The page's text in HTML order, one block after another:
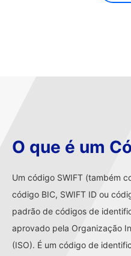
O que é um
Um código SWIFT (também
código BIC, SWIFT ID ou
padrão de códigos de
aprovado pela Organização
(ISO). É um código de